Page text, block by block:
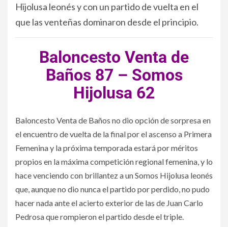
Hijolusa leonés y con un partido de vuelta en el
que las venteñas dominaron desde el principio.
Baloncesto Venta de
Baños 87 – Somos
Hijolusa 62
Baloncesto Venta de Baños no dio opción de sorpresa en
el encuentro de vuelta de la final por el ascenso a Primera
Femenina y la próxima temporada estará por méritos
propios en la máxima competición regional femenina, y lo
hace venciendo con brillantez a un Somos Hijolusa leonés
que, aunque no dio nunca el partido por perdido, no pudo
hacer nada ante el acierto exterior de las de Juan Carlo
Pedrosa que rompieron el partido desde el triple.